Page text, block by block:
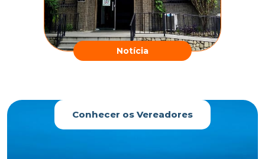
Notícia
Conhecer os Vereadores